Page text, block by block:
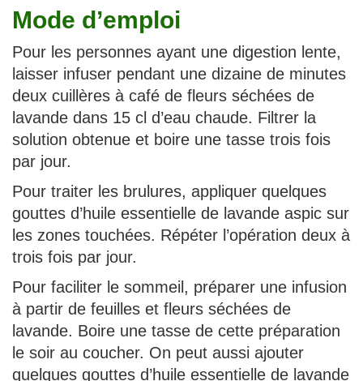
Mode d’emploi
Pour les personnes ayant une digestion lente,
laisser infuser pendant une dizaine de minutes
deux cuillères à café de fleurs séchées de
lavande dans 15 cl d’eau chaude. Filtrer la
solution obtenue et boire une tasse trois fois
par jour.
Pour traiter les brulures, appliquer quelques
gouttes d’huile essentielle de lavande aspic sur
les zones touchées. Répéter l’opération deux à
trois fois par jour.
Pour faciliter le sommeil, préparer une infusion
à partir de feuilles et fleurs séchées de
lavande. Boire une tasse de cette préparation
le soir au coucher. On peut aussi ajouter
quelques gouttes d’huile essentielle de lavande